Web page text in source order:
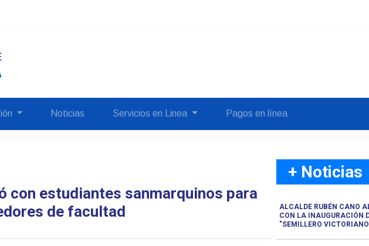
Noticias Servicios en Linea Pagos en línea
con estudiantes sanmarquinos para
de facultad
+ Noticias
ALCALDE RUBÉN CANO
CON LA INAUGURACIÓN
"SEMILLERO